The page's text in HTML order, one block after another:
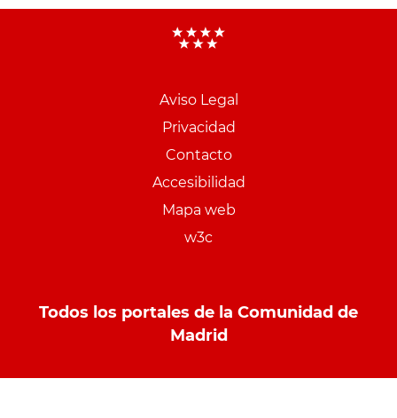
Aviso Legal
Privacidad
Contacto
Accesibilidad
Mapa web
w3c
Todos los portales de la Comunidad de
Madrid